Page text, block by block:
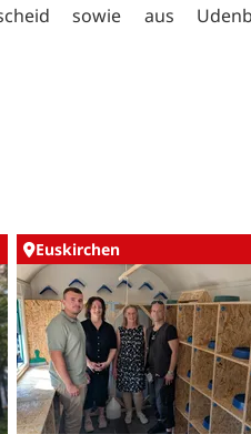
sowie aus
Euskirchen